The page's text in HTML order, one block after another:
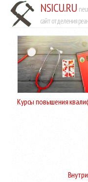
NSICU.RU
сайт отделения
Курсы повышения